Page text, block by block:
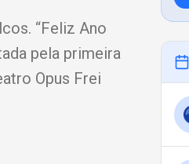
“Feliz Ano
pela primeira
Opus Frei